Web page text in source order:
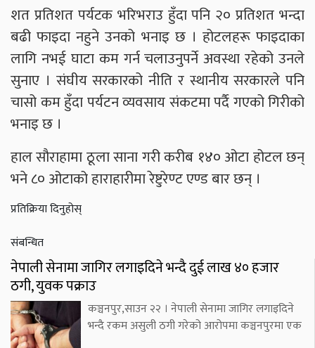
शत प्रतिशत पर्यटक भरिभराउ हुँदा पनि २० प्रतिशत भन्दा
बढी फाइदा नहुने उनको भनाइ छ । होटलहरू फाइदाका
लागि नभई घाटा कम गर्न चलाउनुपर्ने अवस्था रहेको उनले
सुनाए । संघीय सरकारको नीति र स्थानीय सरकारले पनि
चासो कम हुँदा पर्यटन व्यवसाय संकटमा पर्दै गएको गिरीको
भनाइ छ ।
हाल सौराहामा ठूला साना गरी करीब १४० ओटा होटल छन्
भने ८० ओटाको हाराहारीमा रेष्टुरेण्ट एण्ड बार छन् ।
प्रतिक्रिया दिनुहोस्
संबन्धित
नेपाली सेनामा जागिर लगाइदिने भन्दै दुई लाख ४० हजार
ठगी, युवक पक्राउ
कञ्चनपुर,साउन २२ । नेपाली सेनामा जागिर लगाइदिने
भन्दै रकम असुली ठगी गरेको आरोपमा कञ्चनपुरमा एक